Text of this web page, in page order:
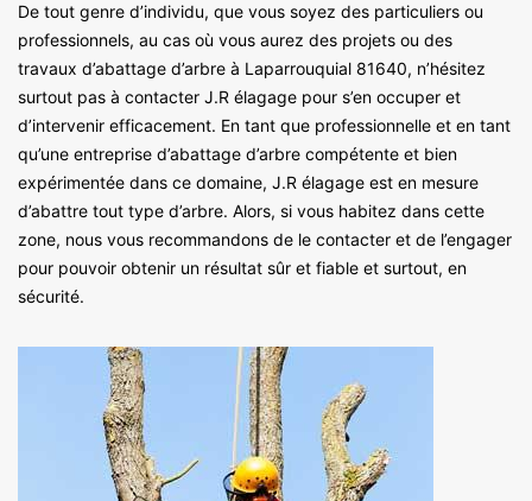
De tout genre d’individu, que vous soyez des particuliers ou
professionnels, au cas où vous aurez des projets ou des
travaux d’abattage d’arbre à Laparrouquial 81640, n’hésitez
surtout pas à contacter J.R élagage pour s’en occuper et
d’intervenir efficacement. En tant que professionnelle et en tant
qu’une entreprise d’abattage d’arbre compétente et bien
expérimentée dans ce domaine, J.R élagage est en mesure
d’abattre tout type d’arbre. Alors, si vous habitez dans cette
zone, nous vous recommandons de le contacter et de l’engager
pour pouvoir obtenir un résultat sûr et fiable et surtout, en
sécurité.